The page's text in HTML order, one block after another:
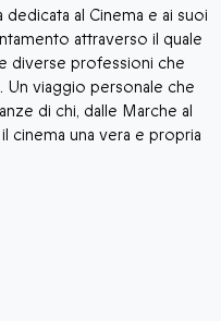
al Cinema e ai suoi
attraverso il quale
diverse professioni che
viaggio personale che
di chi, dalle Marche al
cinema una vera e propria